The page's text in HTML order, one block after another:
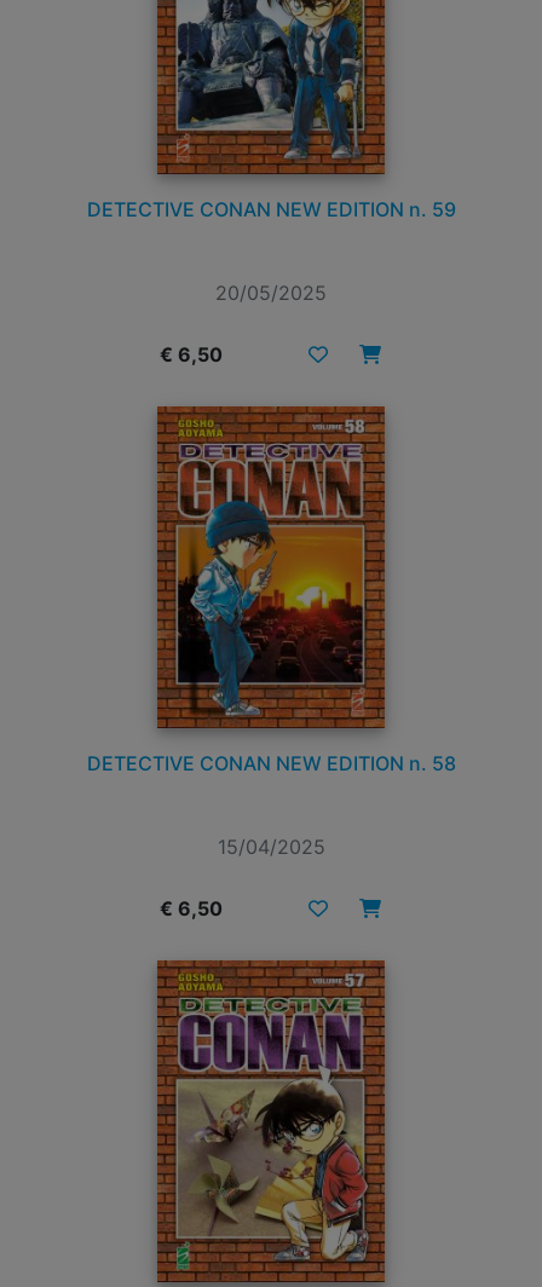
DETECTIVE CONAN NEW EDITION n. 59
20/05/2025
€ 6,50
DETECTIVE CONAN NEW EDITION n. 58
15/04/2025
€ 6,50